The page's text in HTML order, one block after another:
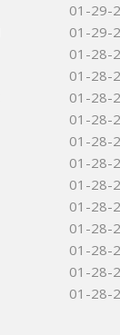
01-29-
01-29-
01-28-
01-28-
01-28-
01-28-
01-28-
01-28-
01-28-
01-28-
01-28-
01-28-
01-28-
01-28-